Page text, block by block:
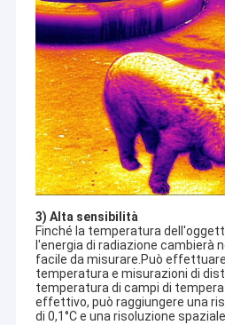
3) Alta sensibilità
Finché la temperatura
l'energia di radiazione cambierà
facile da misurare.Può
temperatura e misurazioni di
temperatura di campi di
effettivo, può raggiungere una
di 0,1°C e una risoluzione